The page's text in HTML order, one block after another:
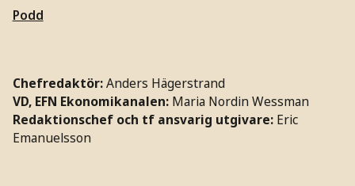
Podd
Chefredaktör:Anders Hägerstrand
VD, EFN Ekonomikanalen: Maria Nordin Wessman
Redaktionschef och tf ansvarig utgivare: Eric
Emanuelsson